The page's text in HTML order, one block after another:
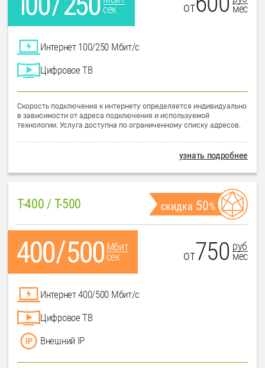
сек
от
мес
Интернет 100/250 Мбит/с
Цифровое ТВ
Скорость подключения к интернету определяется индивидуально
в зависимости от адреса подключения и используемой
технологии. Услуга доступна по ограниченному списку адресов.
узнать подробнее
T-400 / T-500 скидка 50%
Мбит
сек
от750 руб
мес
Интернет 400/500 Мбит/с
Цифровое ТВ
Внешний IP